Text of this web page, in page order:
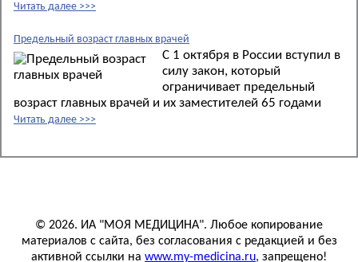
Читать далее >>>
Предельный возраст главных врачей
С 1 октября в России вступил в
силу закон, который
ограничивает предельный
возраст главных врачей и их заместителей 65 годами
Читать далее >>>
© 2026. ИА "МОЯ МЕДИЦИНА". Любое копирование
материалов с сайта, без согласования с редакцией и без
активной ссылки на www.my-medicina.ru, запрещено!